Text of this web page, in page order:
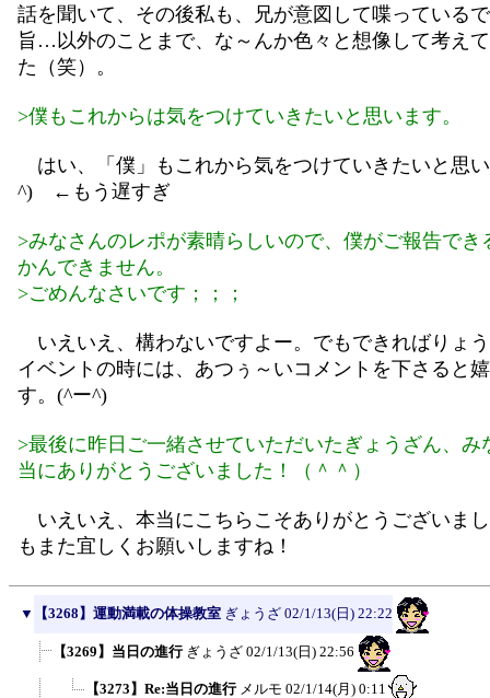
話を聞いて、その後私も、兄が意図して喋っている
旨…以外のことまで、な～んか色々と想像して考え
た（笑）。
>僕もこれからは気をつけていきたいと思います。
はい、「僕」もこれから気をつけていきたいと思
^) ←もう遅すぎ
>みなさんのレポが素晴らしいので、僕がご報告でき
かんできません。
>ごめんなさいです；；；
いえいえ、構わないですよー。でもできればりょ
イベントの時には、あつぅ～いコメントを下さると
す。(^ー^)
>最後に昨日ご一緒させていただいたぎょうざん、み
当にありがとうございました！（＾＾）
いえいえ、本当にこちらこそありがとうございま
もまた宜しくお願いしますね！
▼ 【3268】運動満載の体操教室 ぎょうざ 02/1/13(日) 22:22
【3269】当日の進行 ぎょうざ 02/1/13(日) 22:56
【3273】Re:当日の進行 メルモ 02/1/14(月) 0:11